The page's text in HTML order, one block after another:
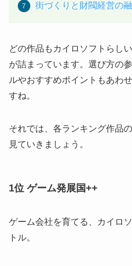
街づくりと財閥経営の
どの作品もカイロソフトらし
が詰まっています。選び方の
ルやおすすめポイントもあわ
すね。
それでは、各ランキング作品
見ていきましょう。
1位 ゲーム発展国++
ゲーム会社を育てる、カイロ
トル。